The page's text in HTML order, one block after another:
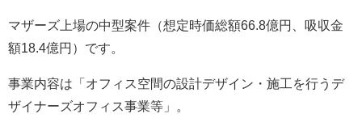
マザーズ上場の中型案件（想定時価総額66.8億円、吸収金
額18.4億円）です。
事業内容は「オフィス空間の設計デザイン・施工を行うデ
ザイナーズオフィス事業等」。